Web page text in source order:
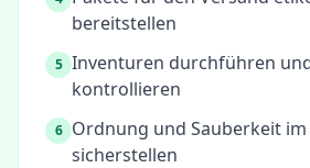
bereitstellen
5 Inventuren durchführen
kontrollieren
6 Ordnung und Sauberkeit
sicherstellen